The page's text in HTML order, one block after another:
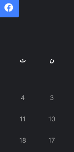
ن ث
3
4
10
11
17
18